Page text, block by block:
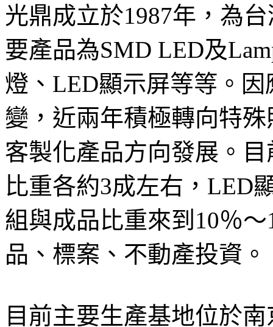
光鼎成立於1987年，為
要產品為SMD LED及
燈、LED顯示屏等等。
變，近兩年積極轉向特
客製化產品方向發展。
比重各約3成左右，LED
組與成品比重來到10％
品、標案、不動產投資。
目前主要生產基地位於